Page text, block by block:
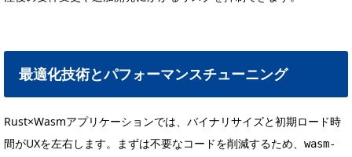
最適化技術とパフォーマンスチューニング
Rust×Wasmアプリケーションでは、バイナリサイズと初期ロード時
間がUXを左右します。まずは不要なコードを削減するため、 wasm-